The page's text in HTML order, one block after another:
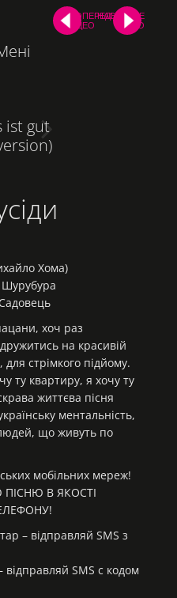
ist gut
ПОПЕРЕДНЄ
ВІДЕО
НАСТУПНЕ
ВІДЕО
Хома)
хоч раз
на красивій
для стрімкого підйому.
ту квартиру, я хочу ту
життєва пісня
ментальність,
що живуть по
мобільних мереж!
В ЯКОСТІ
– відправляй SMS з
SMS с кодом